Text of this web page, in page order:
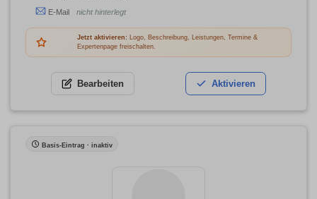
E-Mail
nicht hinterlegt
Jetzt aktivieren: Logo, Beschreibung, Leistungen, Termine &
Expertenpage freischalten.
Bearbeiten Aktivieren
Basis-Eintrag · inaktiv